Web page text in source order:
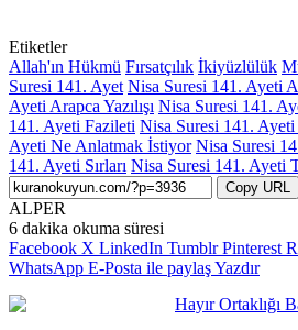
Etiketler
Allah'ın Hükmü Fırsatçılık İkiyüzlülük
Suresi 141. Ayet Nisa Suresi 141. Ayeti
Ayeti Arapca Yazılışı Nisa Suresi 141.
141. Ayeti Fazileti Nisa Suresi 141.
Ayeti Ne Anlatmak İstiyor Nisa Suresi
141. Ayeti Sırları Nisa Suresi 141. Ayeti
Copy URL
ALPER
6 dakika okuma süresi
Facebook X LinkedIn Tumblr Pinterest
WhatsApp E-Posta ile paylaşYazdır